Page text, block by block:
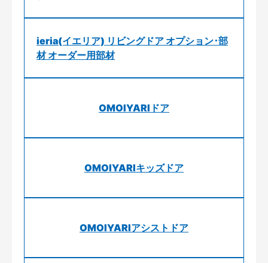
ieria(イエリア) リビングドア オプション･部
材 オーダー用部材
OMOIYARIドア
OMOIYARIキッズドア
OMOIYARIアシストドア